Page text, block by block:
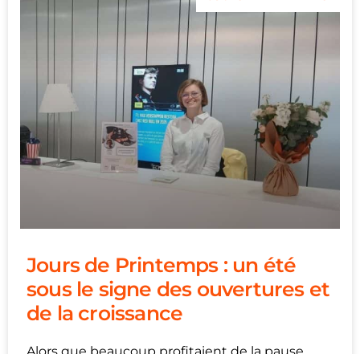
Jours de Printemps : un été
sous le signe des ouvertures et
de la croissance